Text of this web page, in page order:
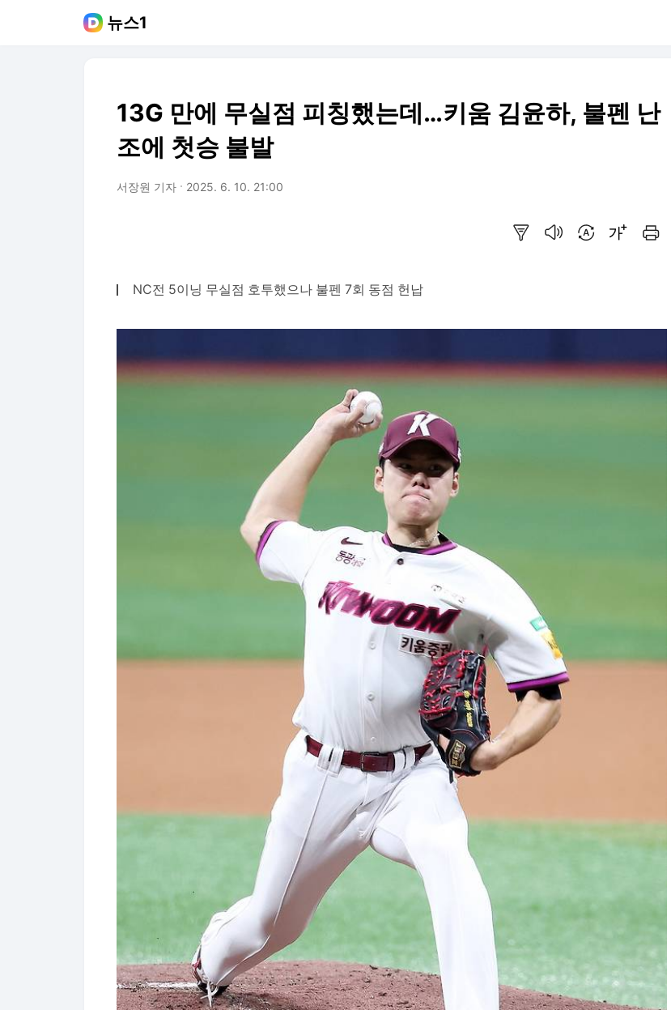
뉴스1
13G 만에 무실점 피칭했는데…키움 김윤하, 불펜 난
조에 첫승 불발
서장원 기자 2025. 6. 10. 21:00
NC전 5이닝 무실점 호투했으나 불펜 7회 동점 헌납